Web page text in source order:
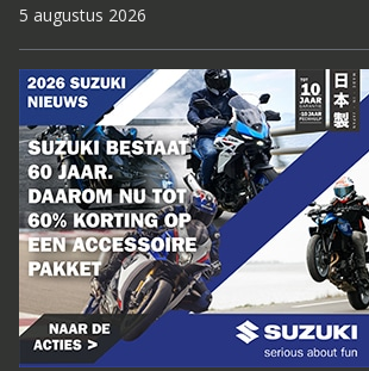
5 augustus 2026